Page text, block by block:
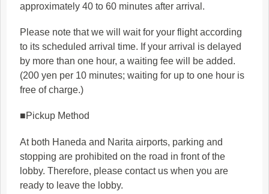
approximately 40 to 60 minutes after arrival.
Please note that we will wait for your flight according
to its scheduled arrival time. If your arrival is delayed
by more than one hour, a waiting fee will be added.
(200 yen per 10 minutes; waiting for up to one hour is
free of charge.)
■Pickup Method
At both Haneda and Narita airports, parking and
stopping are prohibited on the road in front of the
lobby. Therefore, please contact us when you are
ready to leave the lobby.